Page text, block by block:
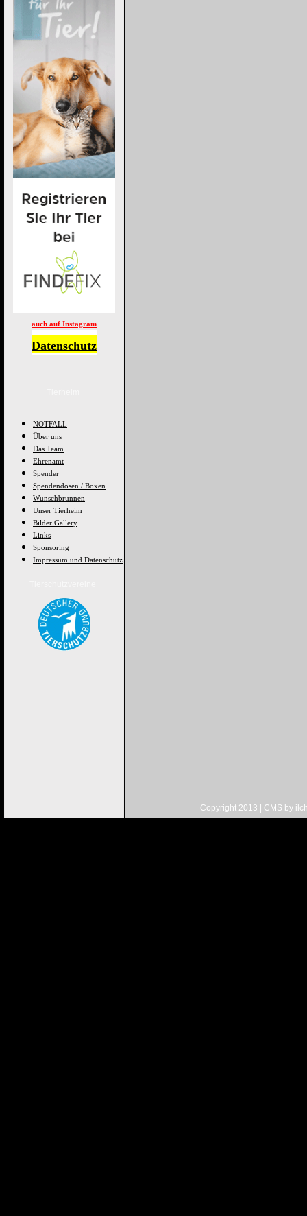
auch auf Instagram
Datenschutz
NOTFALL
Über uns
Das Team
Ehrenamt
Spender
Spendendosen / Boxen
Wunschbrunnen
Unser Tierheim
Bilder Gallery
Links
Sponsoring
Impressum und Datenschutz
Copyright 2013 | CMS by